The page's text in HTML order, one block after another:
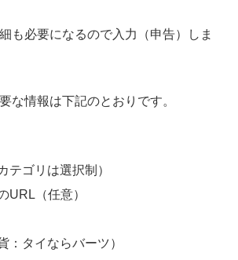
も必要になるので入力（申告）しま
な情報は下記のとおりです。
テゴリは選択制）
URL（任意）
：タイならバーツ）